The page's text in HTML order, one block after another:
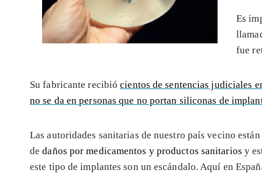
Es
fue
Su fabricante recibiócientos de sentencias judiciales
no se da en personas que no portan siliconas de
Las autoridades sanitarias de nuestro país vecino
dedaños por medicamentos y productos sanitarios y
este tipo de implantes son un escándalo. Aquí en